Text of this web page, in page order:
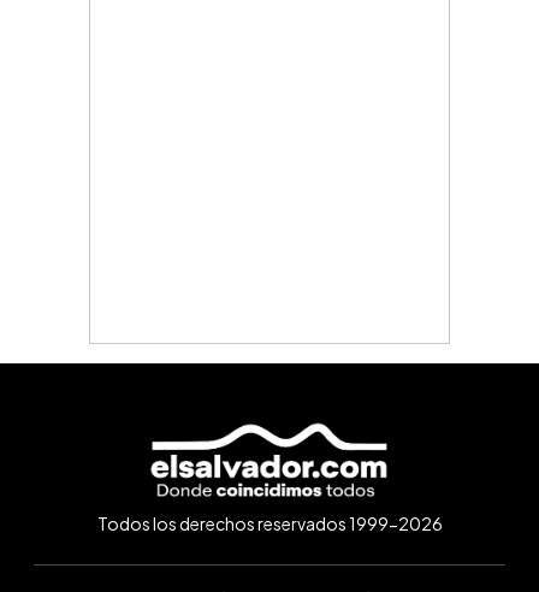
Todos los derechos reservados 1999-2026